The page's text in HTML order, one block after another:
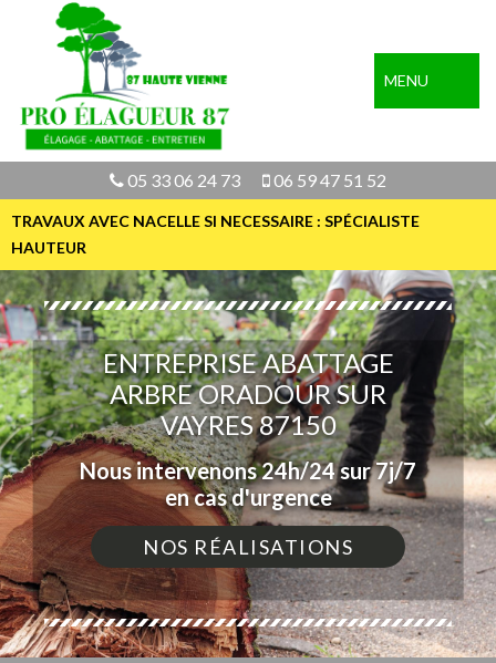
MENU
05 33 06 24 73 06 59 47 51 52
TRAVAUX AVEC NACELLE SI NECESSAIRE : SPÉCIALISTE
HAUTEUR
ENTREPRISE ABATTAGE
ARBRE ORADOUR SUR
VAYRES 87150
Nous intervenons 24h/24 sur 7j/7
en cas d'urgence
NOS RÉALISATIONS